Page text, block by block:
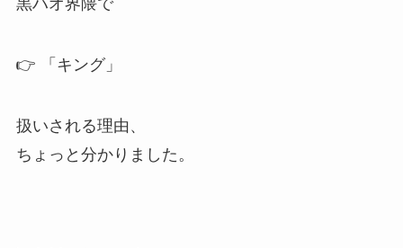
黒ハオ界隈で
👉 「キング」
扱いされる理由、
ちょっと分かりました。